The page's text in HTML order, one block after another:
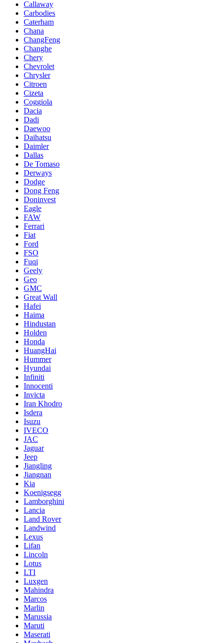
Callaway
Carbodies
Caterham
Chana
ChangFeng
Changhe
Chery
Chevrolet
Chrysler
Citroen
Cizeta
Coggiola
Dacia
Dadi
Daewoo
Daihatsu
Daimler
Dallas
De Tomaso
Derways
Dodge
Dong Feng
Doninvest
Eagle
FAW
Ferrari
Fiat
Ford
FSO
Fuqi
Geely
Geo
GMC
Great Wall
Hafei
Haima
Hindustan
Holden
Honda
HuangHai
Hummer
Hyundai
Infiniti
Innocenti
Invicta
Iran Khodro
Isdera
Isuzu
IVECO
JAC
Jaguar
Jeep
Jiangling
Jiangnan
Kia
Koenigsegg
Lamborghini
Lancia
Land Rover
Landwind
Lexus
Lifan
Lincoln
Lotus
LTI
Luxgen
Mahindra
Marcos
Marlin
Marussia
Maruti
Maserati